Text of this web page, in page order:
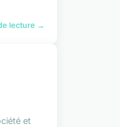
lecture →
et